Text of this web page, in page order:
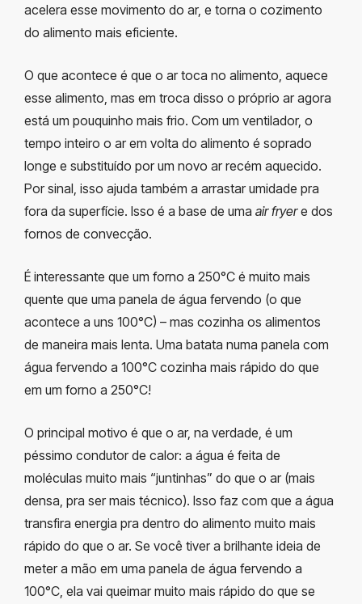
acelera esse movimento do ar, e torna o cozimento
do alimento mais eficiente.
O que acontece é que o ar toca no alimento, aquece
esse alimento, mas em troca disso o próprio ar agora
está um pouquinho mais frio. Com um ventilador, o
tempo inteiro o ar em volta do alimento é soprado
longe e substituído por um novo ar recém aquecido.
Por sinal, isso ajuda também a arrastar umidade pra
fora da superfície. Isso é a base de uma air fryere dos
fornos de convecção.
É interessante que um forno a 250°C é muito mais
quente que uma panela de água fervendo (o que
acontece a uns 100°C) – mas cozinha os alimentos
de maneira mais lenta. Uma batata numa panela com
água fervendo a 100°C cozinha mais rápido do que
em um forno a 250°C!
O principal motivo é que o ar, na verdade, é um
péssimo condutor de calor: a água é feita de
moléculas muito mais “juntinhas” do que o ar (mais
densa, pra ser mais técnico). Isso faz com que a água
transfira energia pra dentro do alimento muito mais
rápido do que o ar. Se você tiver a brilhante ideia de
meter a mão em uma panela de água fervendo a
100°C, ela vai queimar muito mais rápido do que se